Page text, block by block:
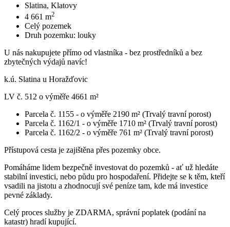
Slatina, Klatovy
4 661 m2
Celý pozemek
Druh pozemku: louky
U nás nakupujete přímo od vlastníka - bez prostředníků a bez
zbytečných výdajů navíc!
k.ú. Slatina u Horažďovic
LV č. 512 o výměře 4661 m²
Parcela č. 1155 - o výměře 2190 m² (Trvalý travní porost)
Parcela č. 1162/1 - o výměře 1710 m² (Trvalý travní porost)
Parcela č. 1162/2 - o výměře 761 m² (Trvalý travní porost)
Přístupová cesta je zajištěna přes pozemky obce.
Pomáháme lidem bezpečně investovat do pozemků - ať už hledáte
stabilní investici, nebo půdu pro hospodaření. Přidejte se k těm, kteří
vsadili na jistotu a zhodnocují své peníze tam, kde má investice
pevné základy.
Celý proces služby je ZDARMA, správní poplatek (podání na
katastr) hradí kupující.